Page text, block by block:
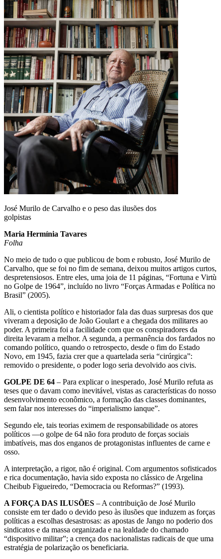
José Murilo de Carvalho e o peso das ilusões dos
golpistas
Maria Hermínia Tavares
Folha
No meio de tudo o que publicou de bom e robusto, José Murilo de
Carvalho, que se foi no fim de semana, deixou muitos artigos curtos,
despretensiosos. Entre eles, uma joia de 11 páginas, “Fortuna e Virtù
no Golpe de 1964”, incluído no livro “Forças Armadas e Política no
Brasil” (2005).
Ali, o cientista político e historiador fala das duas surpresas dos que
viveram a deposição de João Goulart e a chegada dos militares ao
poder. A primeira foi a facilidade com que os conspiradores da
direita levaram a melhor. A segunda, a permanência dos fardados no
comando político, quando o retrospecto, desde o fim do Estado
Novo, em 1945, fazia crer que a quartelada seria “cirúrgica”:
removido o presidente, o poder logo seria devolvido aos civis.
GOLPE DE 64 – Para explicar o inesperado, José Murilo refuta as
teses que o davam como inevitável, vistas as características do nosso
desenvolvimento econômico, a formação das classes dominantes,
sem falar nos interesses do “imperialismo ianque”.
Segundo ele, tais teorias eximem de responsabilidade os atores
políticos —o golpe de 64 não fora produto de forças sociais
imbatíveis, mas dos enganos de protagonistas influentes de carne e
osso.
A interpretação, a rigor, não é original. Com argumentos sofisticados
e rica documentação, havia sido exposta no clássico de Argelina
Cheibub Figueiredo, “Democracia ou Reformas?” (1993).
A FORÇA DAS ILUSÕES – A contribuição de José Murilo
consiste em ter dado o devido peso às ilusões que induzem as forças
políticas a escolhas desastrosas: as apostas de Jango no poderio dos
sindicatos e da massa organizada e na lealdade do chamado
“dispositivo militar”; a crença dos nacionalistas radicais de que uma
estratégia de polarização os beneficiaria.